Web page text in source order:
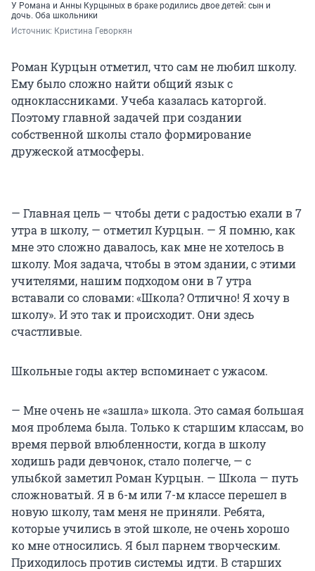
У Романа и Анны Курцыных в браке родились двое детей: сын и
дочь. Оба школьники
Источник: Кристина Геворкян
Роман Курцын отметил, что сам не любил школу.
Ему было сложно найти общий язык с
одноклассниками. Учеба казалась каторгой.
Поэтому главной задачей при создании
собственной школы стало формирование
дружеской атмосферы.
— Главная цель — чтобы дети с радостью ехали в 7
утра в школу, — отметил Курцын. — Я помню, как
мне это сложно давалось, как мне не хотелось в
школу. Моя задача, чтобы в этом здании, с этими
учителями, нашим подходом они в 7 утра
вставали со словами: «Школа? Отлично! Я хочу в
школу». И это так и происходит. Они здесь
счастливые.
Школьные годы актер вспоминает с ужасом.
— Мне очень не «зашла» школа. Это самая большая
моя проблема была. Только к старшим классам, во
время первой влюбленности, когда в школу
ходишь ради девчонок, стало полегче, — с
улыбкой заметил Роман Курцын. — Школа — путь
сложноватый. Я в 6-м или 7-м классе перешел в
новую школу, там меня не приняли. Ребята,
которые учились в этой школе, не очень хорошо
ко мне относились. Я был парнем творческим.
Приходилось против системы идти. В старших